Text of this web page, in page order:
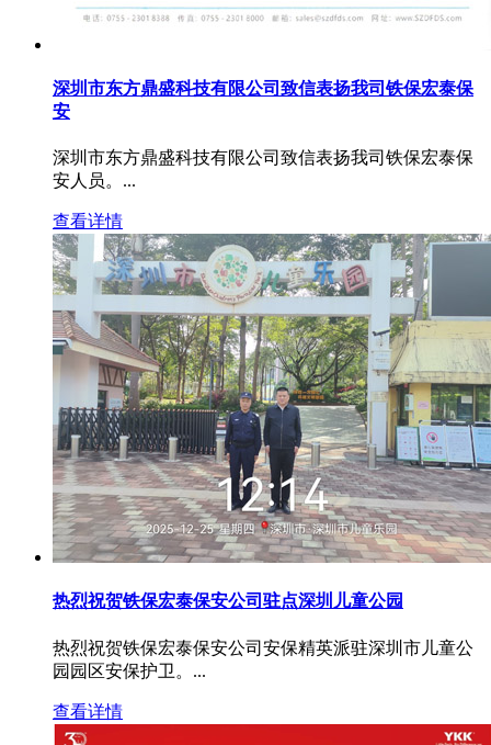
深圳市东方鼎盛科技有限公司致信表扬我司铁保宏泰保
安
深圳市东方鼎盛科技有限公司致信表扬我司铁保宏泰保
安人员。...
查看详情
热烈祝贺铁保宏泰保安公司驻点深圳儿童公园
热烈祝贺铁保宏泰保安公司安保精英派驻深圳市儿童公
园园区安保护卫。...
查看详情